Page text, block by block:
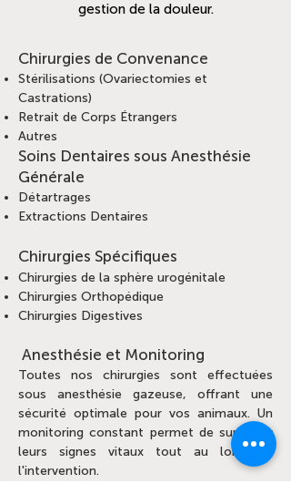
gestion de la douleur.
Chirurgies de Convenance
Stérilisations (Ovariectomies et
Castrations)
Retrait de Corps Étrangers
Autres
Soins Dentaires sous Anesthésie
Générale
Détartrages
Extractions Dentaires
Chirurgies Spécifiques
Chirurgies de la sphère urogénitale
Chirurgies Orthopédique
Chirurgies Digestives
Anesthésie et Monitoring
Toutes nos chirurgies sont effectuées
sous anesthésie gazeuse, offrant une
sécurité optimale pour vos animaux. Un
monitoring constant permet de surveiller
leurs signes vitaux tout au long de
l'intervention.